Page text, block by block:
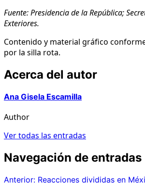
Fuente: Presidencia de la República;
Exteriores.
Contenido y material gráfico
por la silla rota.
Acerca del autor
Ana Gisela Escamilla
Author
Ver todas las entradas
Navegación de entradas
Anterior: Reacciones divididas en